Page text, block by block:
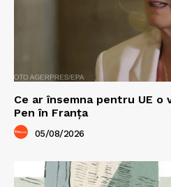
Ce ar însemna pentru UE o
Pen în Franța
05/08/2026